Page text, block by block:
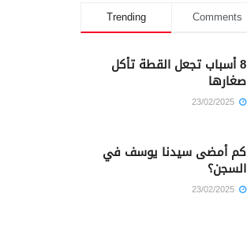
Trending Comments
8 أسباب تجعل القطة تأكل
صغارها
كم أمضى سيدنا يوسف في
السجن؟